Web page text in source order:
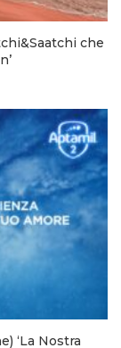
che
‘La Nostra